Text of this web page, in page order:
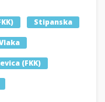
Stipanska
(FKK)